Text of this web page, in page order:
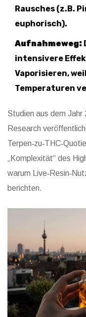
Rausches (z.B.
euphorisch).
Aufnahmeweg:
intensivere
Vaporisieren,
Temperaturen
Studien aus dem Jahr
Research
„Komplexität“ des
warum
berichten.